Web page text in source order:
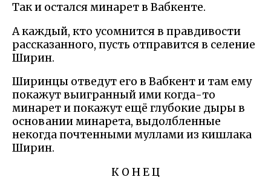
Так и остался минарет в Вабкенте.
А каждый, кто усомнится в правдивости
рассказанного, пусть отправится в селение
Ширин.
Ширинцы отведут его в Вабкент и там ему
покажут выигранный ими когда-то
минарет и покажут ещё глубокие дыры в
основании минарета, выдолбленные
некогда почтенными муллами из кишлака
Ширин.
К О Н Е Ц